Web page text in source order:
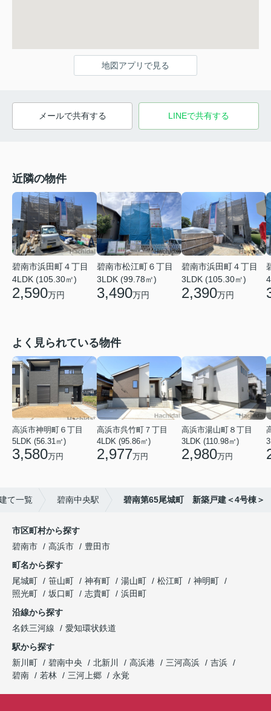
地図アプリで見る
メールで共有する LINEで共有する
近隣の物件
碧南市浜田町４丁目
4LDK (105.30㎡)
2,590万円
碧南市松江町６丁目
3LDK (99.78㎡)
3,490万円
碧南市浜田町４丁目
3LDK (105.30㎡)
2,390万円
よく見られている物件
高浜市神明町６丁目
5LDK (56.31㎡)
3,580万円
高浜市呉竹町７丁目
4LDK (95.86㎡)
2,977万円
高浜市湯山町８丁目
3LDK (110.98㎡)
2,980万円
て一覧 碧南中央駅 碧南第65尾城町 新築戸建＜4号棟＞
市区町村から探す
碧南市
高浜市
豊田市
町名から探す
尾城町
笹山町 神有町 湯山町 松江町
神明町
照光町
坂口町 志貴町
浜田町
沿線から探す
名鉄三河線
愛知環状鉄道
駅から探す
新川町
碧南中央 北新川 高浜港 三河高浜
吉浜
碧南
若林 三河上郷 永覚